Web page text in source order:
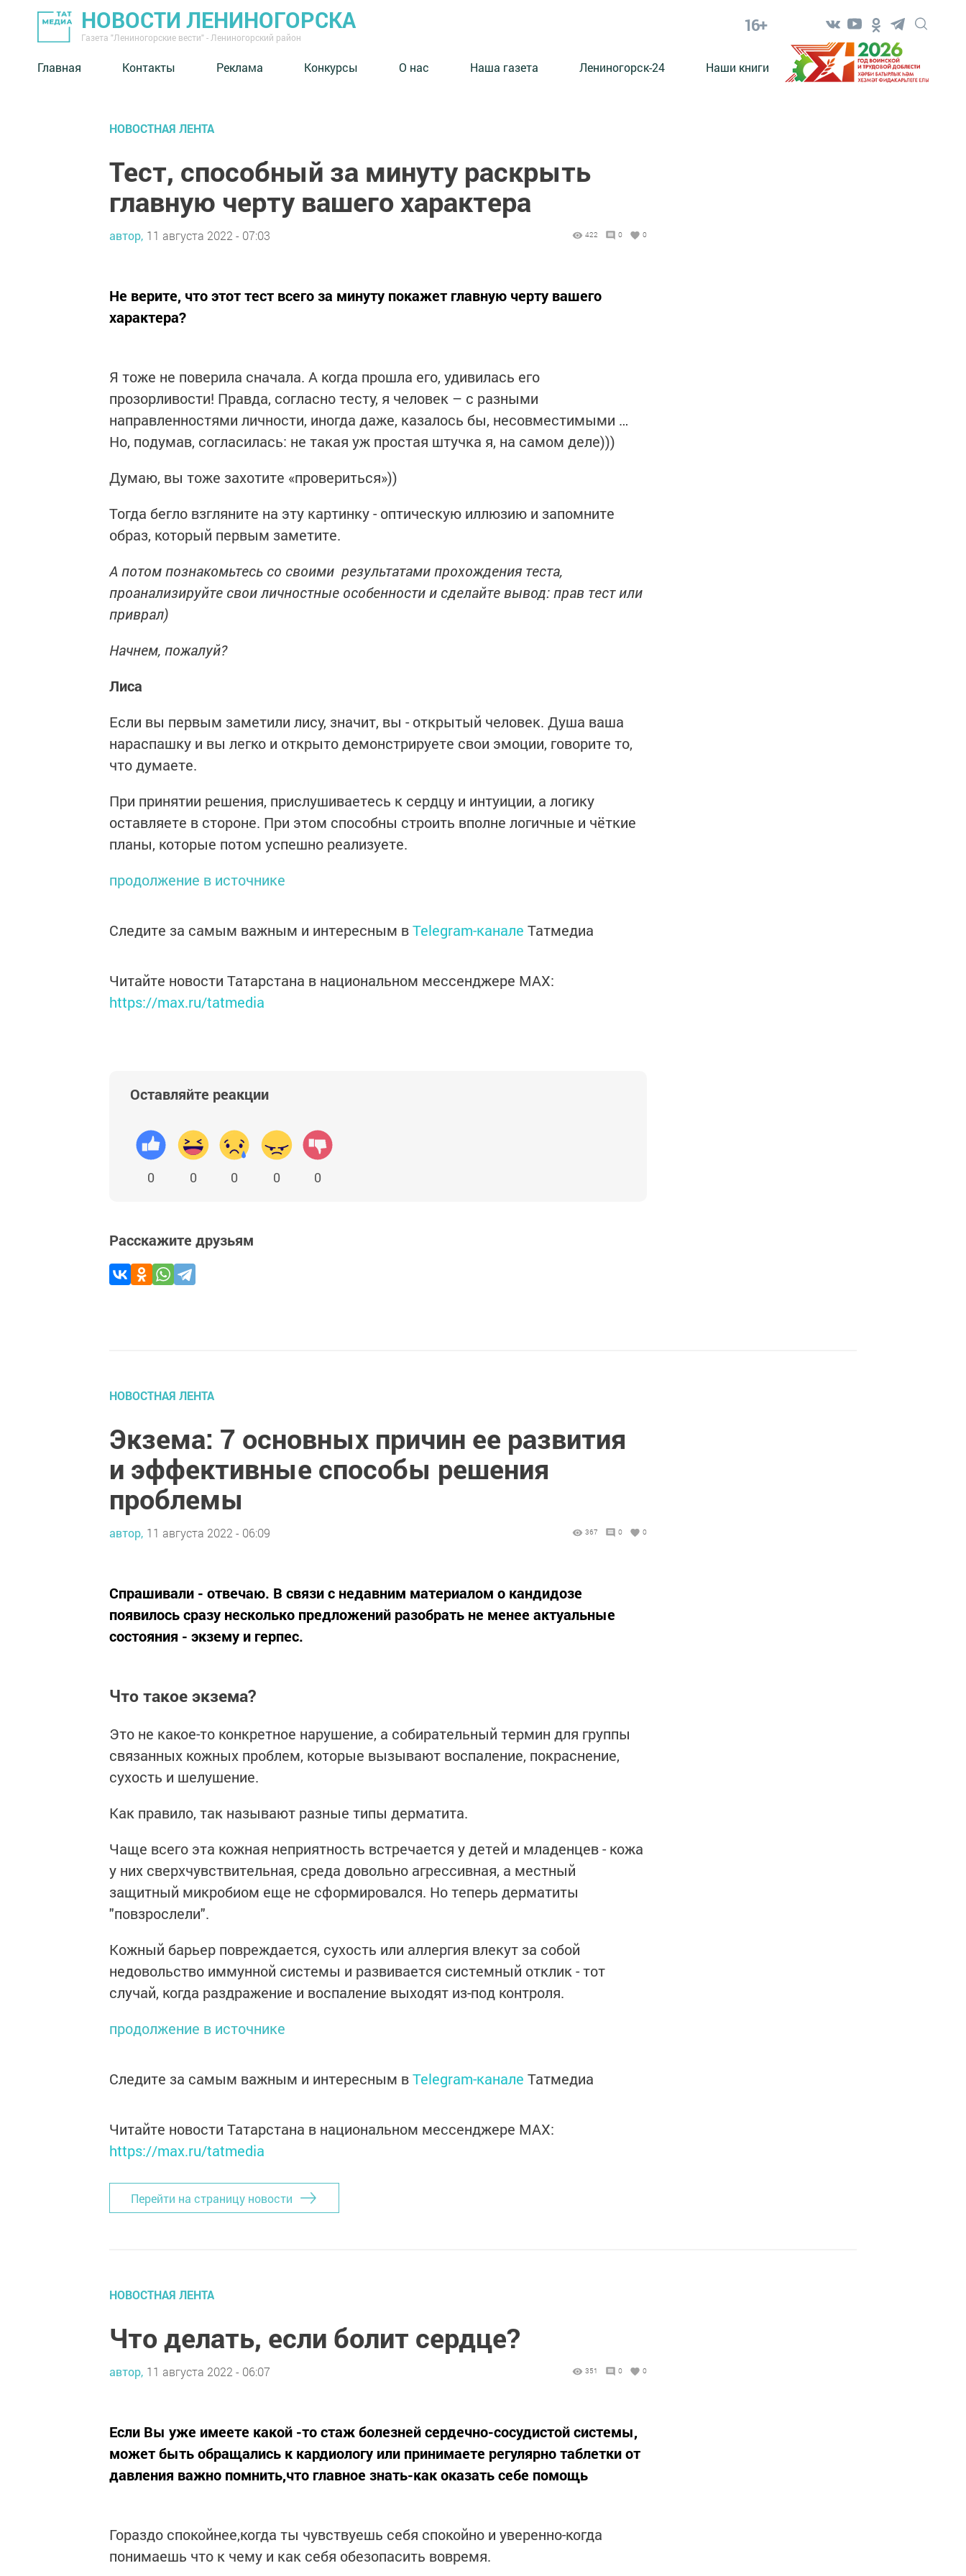
НОВОСТИ ЛЕНИНОГОРСКА
Газета "Лениногорские вести" - Лениногорский район
16+
Главная Контакты Реклама Конкурсы О нас Наша газета Лениногорск-24 Наши книги
НОВОСТНАЯ ЛЕНТА
Тест, способный за минуту раскрыть
главную черту вашего характера
автор, 11 августа 2022 - 07:03 422 0 0
Не верите, что этот тест всего за минуту покажет главную черту вашего
характера?
Я тоже не поверила сначала. А когда прошла его, удивилась его
прозорливости! Правда, согласно тесту, я человек – с разными
направленностями личности, иногда даже, казалось бы, несовместимыми …
Но, подумав, согласилась: не такая уж простая штучка я, на самом деле)))
Думаю, вы тоже захотите «провериться»))
Тогда бегло взгляните на эту картинку - оптическую иллюзию и запомните
образ, который первым заметите.
А потом познакомьтесь со своими результатами прохождения теста,
проанализируйте свои личностные особенности и сделайте вывод: прав тест или
приврал)
Начнем, пожалуй?
Лиса
Если вы первым заметили лису, значит, вы - открытый человек. Душа ваша
нараспашку и вы легко и открыто демонстрируете свои эмоции, говорите то,
что думаете.
При принятии решения, прислушиваетесь к сердцу и интуиции, а логику
оставляете в стороне. При этом способны строить вполне логичные и чёткие
планы, которые потом успешно реализуете.
продолжение в источнике
Следите за самым важным и интересным вTelegram-канале Татмедиа
Читайте новости Татарстана в национальном мессенджере MАХ:
https://max.ru/tatmedia
Оставляйте реакции
0 0 0 0 0
Расскажите друзьям
НОВОСТНАЯ ЛЕНТА
Экзема: 7 основных причин ее развития
и эффективные способы решения
проблемы
автор, 11 августа 2022 - 06:09 367 0 0
Спрашивали - отвечаю. В связи с недавним материалом о кандидозе
появилось сразу несколько предложений разобрать не менее актуальные
состояния - экзему и герпес.
Что такое экзема?
Это не какое-то конкретное нарушение, а собирательный термин для группы
связанных кожных проблем, которые вызывают воспаление, покраснение,
сухость и шелушение.
Как правило, так называют разные типы дерматита.
Чаще всего эта кожная неприятность встречается у детей и младенцев - кожа
у них сверхчувствительная, среда довольно агрессивная, а местный
защитный микробиом еще не сформировался. Но теперь дерматиты
"повзрослели".
Кожный барьер повреждается, сухость или аллергия влекут за собой
недовольство иммунной системы и развивается системный отклик - тот
случай, когда раздражение и воспаление выходят из-под контроля.
продолжение в источнике
Следите за самым важным и интересным вTelegram-канале Татмедиа
Читайте новости Татарстана в национальном мессенджере MАХ:
https://max.ru/tatmedia
Перейти на страницу новости
НОВОСТНАЯ ЛЕНТА
Что делать, если болит сердце?
автор, 11 августа 2022 - 06:07 351 0 0
Если Вы уже имеете какой -то стаж болезней сердечно-сосудистой системы,
может быть обращались к кардиологу или принимаете регулярно таблетки от
давления важно помнить,что главное знать-как оказать себе помощь
Гораздо спокойнее,когда ты чувствуешь себя спокойно и уверенно-когда
понимаешь что к чему и как себя обезопасить вовремя.